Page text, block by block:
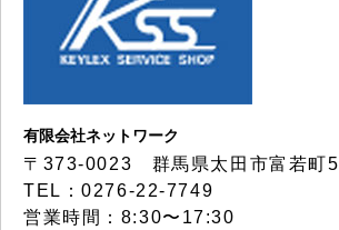
有限会社ネットワーク
〒373-0023 群馬県太田市富若町
TEL：0276-22-7749
営業時間：8:30〜17:30